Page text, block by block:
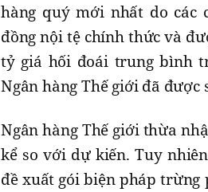
hàng quý mới nhất do các
đồng nội tệ chính thức và
tỷ giá hối đoái trung bình
Ngân hàng Thế giới đã được
Ngân hàng Thế giới thừa
kể so với dự kiến. Tuy
đề xuất gói biện pháp trừng